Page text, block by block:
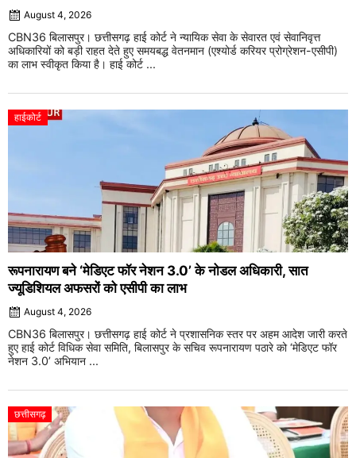
August 4, 2026
CBN36 बिलासपुर। छत्तीसगढ़ हाई कोर्ट ने न्यायिक सेवा के सेवारत एवं सेवानिवृत्त
अधिकारियों को बड़ी राहत देते हुए समयबद्ध वेतनमान (एश्योर्ड करियर प्रोग्रेशन-एसीपी)
का लाभ स्वीकृत किया है। हाई कोर्ट ...
हाईकोर्ट
रूपनारायण बने ‘मेडिएट फॉर नेशन 3.0’ के नोडल अधिकारी, सात
ज्यूडिशियल अफसरों को एसीपी का लाभ
August 4, 2026
CBN36 बिलासपुर। छत्तीसगढ़ हाई कोर्ट ने प्रशासनिक स्तर पर अहम आदेश जारी करते
हुए हाई कोर्ट विधिक सेवा समिति, बिलासपुर के सचिव रूपनारायण पठारे को ‘मेडिएट फॉर
नेशन 3.0’ अभियान ...
छत्तीसगढ़